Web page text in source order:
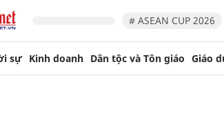
# ASEAN CUP 2026
sự Kinh doanh Dân tộc và Tôn giáo Giáo